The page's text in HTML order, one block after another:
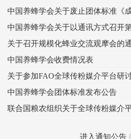
中国养蜂学会关于废止团体标准《
关于召开规模化蜂业交流观摩会的
中国养蜂学会收费情况表
关于参加FAO全球传粉媒介平台研
中国养蜂学会团体标准发布公告
联合国粮农组织关于全球传粉媒介
进入通知公告